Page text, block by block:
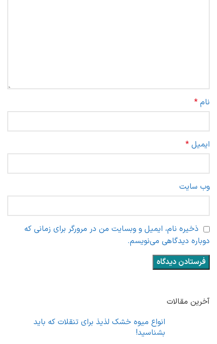
نام *
ایمیل *
وب‌ سایت
ذخیره نام، ایمیل و وبسایت من در مرورگر برای زمانی که
دوباره دیدگاهی می‌نویسم.
آخرین مقالات
انواع میوه خشک لذیذ برای تنقلات که باید
بشناسید!